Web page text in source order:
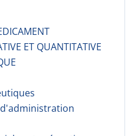
ET QUANTITATIVE